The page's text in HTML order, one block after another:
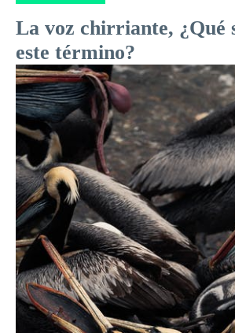
La voz chirriante, ¿Qué
este término?